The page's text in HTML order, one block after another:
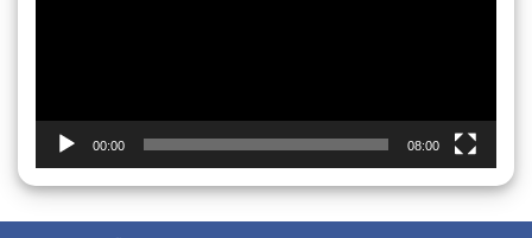
00:00 08:00